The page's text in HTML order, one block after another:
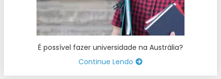
É possível fazer universidade na Austrália?
Continue Lendo